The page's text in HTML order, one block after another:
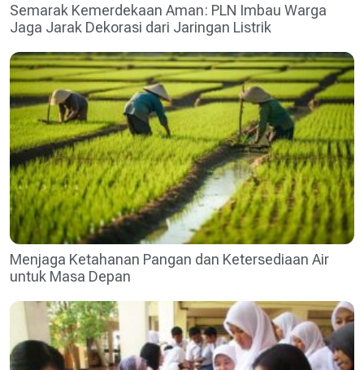
Semarak Kemerdekaan Aman: PLN Imbau Warga
Jaga Jarak Dekorasi dari Jaringan Listrik
Menjaga Ketahanan Pangan dan Ketersediaan Air
untuk Masa Depan